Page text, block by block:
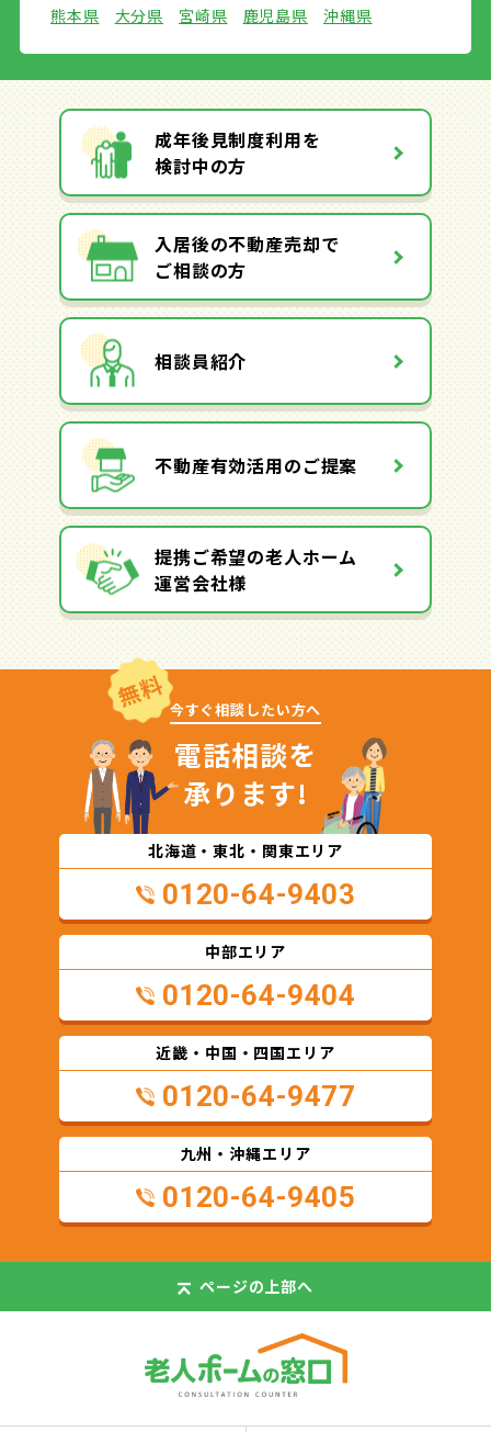
熊本県
大分県 宮崎県 鹿児島県 沖縄県
成年後見制度利用を
検討中の方
入居後の不動産売却で
ご相談の方
相談員紹介
不動産有効活用のご提案
提携ご希望の老人ホーム
運営会社様
無料 今すぐ相談したい方へ
電話相談を
承ります!
北海道・東北・関東エリア
0120-64-9403
中部エリア
0120-64-9404
近畿・中国・四国エリア
0120-64-9477
九州・沖縄エリア
0120-64-9405
ページの上部へ